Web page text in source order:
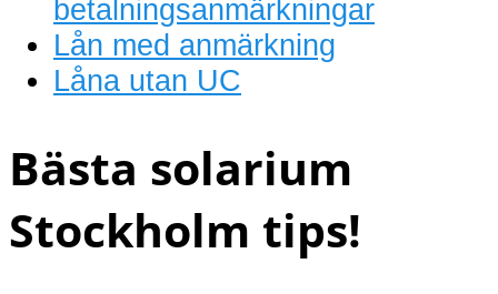
betalningsanmärkningar
Lån med anmärkning
Låna utan UC
Bästa solarium
Stockholm tips!